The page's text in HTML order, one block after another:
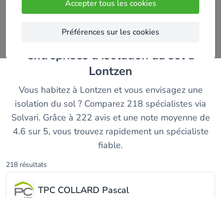
Accepter tous les cookies
Préférences sur les cookies
entreprises d'isolation du sol à
Lontzen
Vous habitez à Lontzen et vous envisagez une
isolation du sol ? Comparez 218 spécialistes via
Solvari. Grâce à 222 avis et une note moyenne de
4.6 sur 5, vous trouvez rapidement un spécialiste
fiable.
218 résultats
TPC COLLARD Pascal